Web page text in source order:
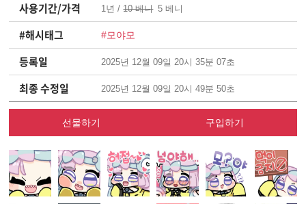
사용기간/가격 1년 /10 베니 5 베니
#해시태그 #모야모
등록일 2025년 12월 09일 20시 35분 07초
최종 수정일 2025년 12월 09일 20시 49분 50초
선물하기 구입하기